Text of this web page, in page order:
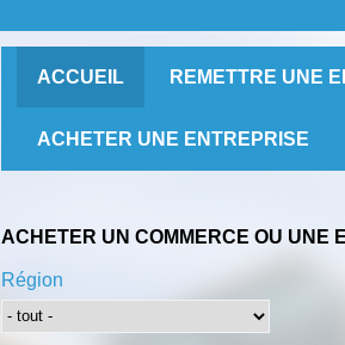
ACCUEIL REMETTRE UNE
ACHETER UNE ENTREPRISE
ACHETER UN COMMERCE OU UNE
Région